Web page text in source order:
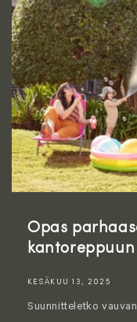
Opas
kantoreppuun
KESÄKUU 13, 2025
Suunnitteletko